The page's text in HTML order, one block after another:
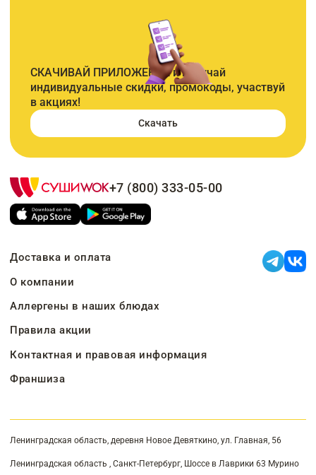
СКАЧИВАЙ ПРИЛОЖЕНИЕ и получай
индивидуальные скидки, промокоды, участвуй
в акциях!
Скачать
+7 (800) 333-05-00
Доставка и оплата
О компании
Аллергены в наших блюдах
Правила акции
Контактная и правовая информация
Франшиза
Ленинградская область, деревня Новое Девяткино, ул. Главная, 56
Ленинградская область , Санкт-Петербург, Шоссе в Лаврики 63 Мурино